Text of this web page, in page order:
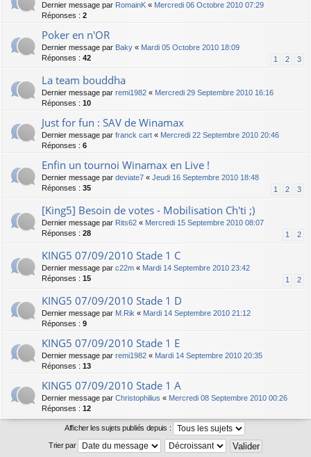
Dernier message par RomainK « Mercredi 06 Octobre 2010 07:29
Réponses : 2
Poker en n'OR
Dernier message par Baky « Mardi 05 Octobre 2010 18:09
Réponses : 42 1 2 3
La team bouddha
Dernier message par remi1982 « Mercredi 29 Septembre 2010 16:16
Réponses : 10
Just for fun : SAV de Winamax
Dernier message par franck cart « Mercredi 22 Septembre 2010 20:46
Réponses : 6
Enfin un tournoi Winamax en Live !
Dernier message par deviate7 « Jeudi 16 Septembre 2010 18:48
Réponses : 35 1 2 3
[King5] Besoin de votes - Mobilisation Ch'ti ;)
Dernier message par Rits62 « Mercredi 15 Septembre 2010 08:07
Réponses : 28 1 2
KING5 07/09/2010 Stade 1 C
Dernier message par c22m « Mardi 14 Septembre 2010 23:42
Réponses : 15 1 2
KING5 07/09/2010 Stade 1 D
Dernier message par M.Rik « Mardi 14 Septembre 2010 21:12
Réponses : 9
KING5 07/09/2010 Stade 1 E
Dernier message par remi1982 « Mardi 14 Septembre 2010 20:35
Réponses : 13
KING5 07/09/2010 Stade 1 A
Dernier message par Christophilius « Mercredi 08 Septembre 2010 00:26
Réponses : 12
Afficher les sujets publiés depuis :
Trier par